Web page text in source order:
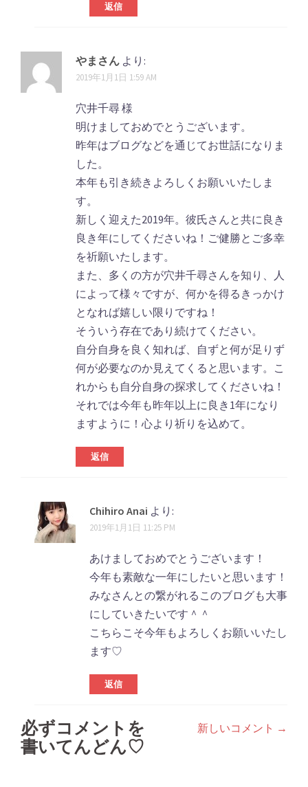
返信
やまさん より:
2019年1月1日 1:59 AM
穴井千尋 様
明けましておめでとうございます。
昨年はブログなどを通じてお世話になりま
した。
本年も引き続きよろしくお願いいたしま
す。
新しく迎えた2019年。彼氏さんと共に良き
良き年にしてくださいね！ご健勝とご多幸
を祈願いたします。
また、多くの方が穴井千尋さんを知り、人
によって様々ですが、何かを得るきっかけ
となれば嬉しい限りですね！
そういう存在であり続けてください。
自分自身を良く知れば、自ずと何が足りず
何が必要なのか見えてくると思います。こ
れからも自分自身の探求してくださいね！
それでは今年も昨年以上に良き1年になり
ますように！心より祈りを込めて。
返信
Chihiro Anai より:
2019年1月1日 11:25 PM
あけましておめでとうございます！
今年も素敵な一年にしたいと思います！
みなさんとの繋がれるこのブログも大事
にしていきたいです＾＾
こちらこそ今年もよろしくお願いいたし
ます♡
返信
コ
メ
新しいコメント →
必ずコメントを
書いてんどん♡